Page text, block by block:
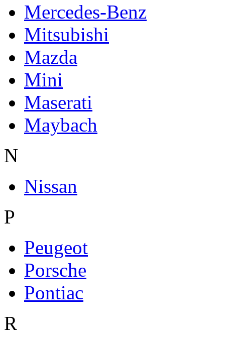
Mercedes-Benz
Mitsubishi
Mazda
Mini
Maserati
Maybach
N
Nissan
P
Peugeot
Porsche
Pontiac
R